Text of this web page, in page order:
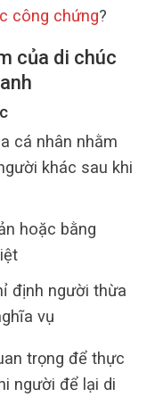
công chứng?
của di chúc
cá nhân nhằm
khác sau khi
hoặc bằng
định người thừa
vụ
trọng để thực
người để lại di